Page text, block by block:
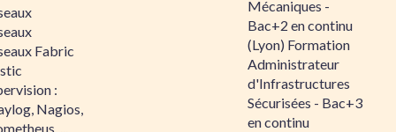
Fabric
:
Nagios,
...
Mécaniques -
Bac+2 en continu
(Lyon) Formation
Administrateur
d'Infrastructures
Sécurisées - Bac+3
en continu